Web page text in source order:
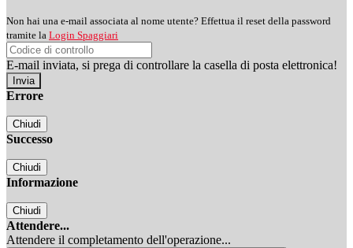
Non hai una e-mail associata al nome utente? Effettua il reset della password
tramite la Login Spaggiari
E-mail inviata, si prega di controllare la casella di posta elettronica!
Errore
Chiudi
Successo
Chiudi
Informazione
Chiudi
Attendere...
Attendere il completamento dell'operazione...